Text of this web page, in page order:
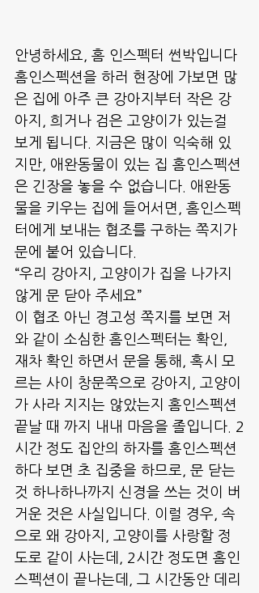
안녕하세요, 홈 인스펙터 썬박입니다
홈인스펙션을 하러 현장에 가보면 많
은 집에 아주 큰 강아지부터 작은 강
아지, 희거나 검은 고양이가 있는걸
보게 됩니다. 지금은 많이 익숙해 있
지만, 애완동물이 있는 집 홈인스펙션
은 긴장을 놓을 수 없습니다. 애완동
물을 키우는 집에 들어서면, 홈인스펙
터에게 보내는 협조를 구하는 쪽지가
문에 붙어 있습니다.
“우리 강아지, 고양이가 집을 나가지
않게 문 닫아 주세요”
이 협조 아닌 경고성 쪽지를 보면 저
와 같이 소심한 홈인스펙터는 확인,
재차 확인 하면서 문을 통해, 혹시 모
르는 사이 창문쪽으로 강아지, 고양이
가 사라 지지는 않았는지 홈인스펙션
끝날 때 까지 내내 마음을 졸입니다. 2
시간 정도 집안의 하자를 홈인스펙션
하다 보면 초 집중을 하므로, 문 닫는
것 하나하나까지 신경을 쓰는 것이 버
거운 것은 사실입니다. 이럴 경우, 속
으로 왜 강아지, 고양이를 사랑할 정
도로 같이 사는데, 2시간 정도면 홈인
스펙션이 끝나는데, 그 시간동안 데리